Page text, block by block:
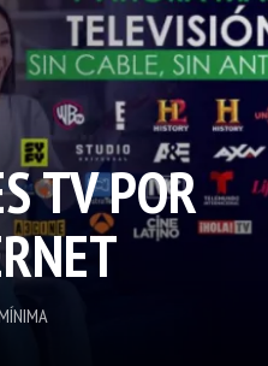
TV POR